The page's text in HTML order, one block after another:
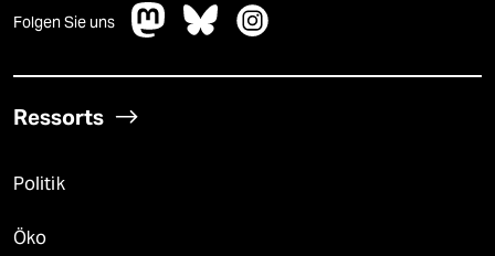
Folgen Sie uns
Ressorts
Politik
Öko